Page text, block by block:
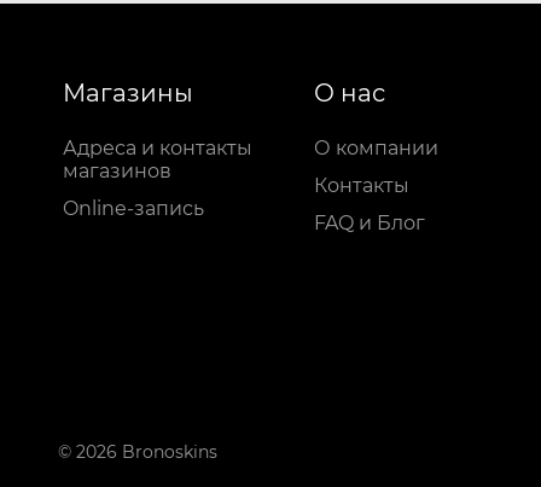
Магазины
Адреса и контакты
магазинов
Online-запись
О нас
О компании
Контакты
FAQ и Блог
© 2026 Bronoskins